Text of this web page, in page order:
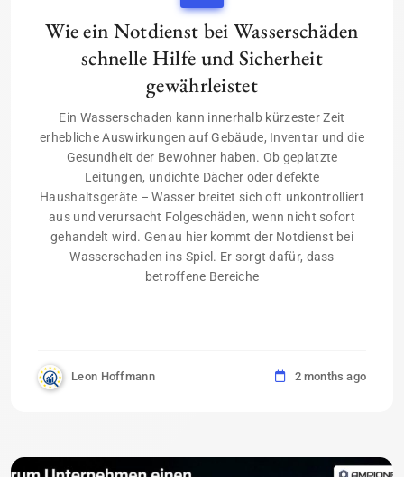
Wie ein Notdienst bei Wasserschäden
schnelle Hilfe und Sicherheit
gewährleistet
Ein Wasserschaden kann innerhalb kürzester Zeit
erhebliche Auswirkungen auf Gebäude, Inventar und die
Gesundheit der Bewohner haben. Ob geplatzte
Leitungen, undichte Dächer oder defekte
Haushaltsgeräte – Wasser breitet sich oft unkontrolliert
aus und verursacht Folgeschäden, wenn nicht sofort
gehandelt wird. Genau hier kommt der Notdienst bei
Wasserschaden ins Spiel. Er sorgt dafür, dass
betroffene Bereiche
Leon Hoffmann 2 months ago